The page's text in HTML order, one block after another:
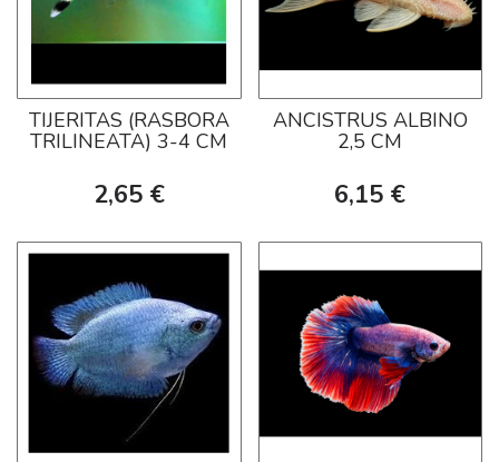
TIJERITAS (RASBORA
TRILINEATA) 3-4 CM
2,65 €
ANCISTRUS ALBINO
2,5 CM
6,15 €